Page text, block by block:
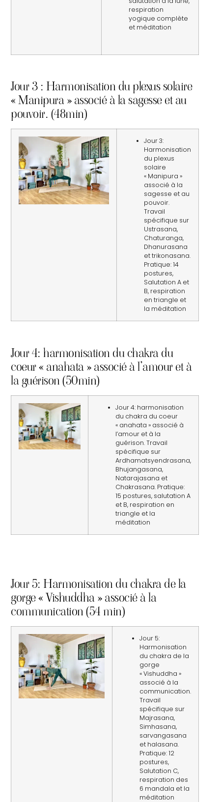
respiration
yogique complète
et méditation
Jour 3 : Harmonisation du plexus solaire
« Manipura » associé à la sagesse et au
pouvoir. (48min)
Jour 3:
Harmonisation
du plexus
solaire
« Manipura »
associé à la
sagesse et au
pouvoir.
Travail
spécifique sur
Ustrasana,
Chaturanga,
Dhanurasana
et trikonasana.
Pratique: 14
postures,
Salutation A et
B, respiration
en triangle et
la méditation
Jour 4: harmonisation du chakra du
coeur « anahata » associé à l’amour et à
la guérison (50min)
Jour 4: harmonisation
du chakra du coeur
« anahata » associé à
l’amour et à la
guérison. Travail
spécifique sur
Ardhamatsyendrasana,
Bhujangasana,
Natarajasana et
Chakrasana. Pratique:
15 postures, salutation A
et B, respiration en
triangle et la
méditation
Jour 5: Harmonisation du chakra de la
gorge « Vishuddha » associé à la
communication (54 min)
Jour 5:
Harmonisation
du chakra de la
gorge
« Vishuddha »
associé à la
communication.
Travail
spécifique sur
Majrasana,
Simhasana,
sarvangasana
et halasana.
Pratique: 12
postures,
Salutation C,
respiration des
6 mandala et la
méditation